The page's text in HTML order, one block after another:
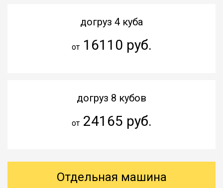
догруз 4 куба
от16110 руб.
догруз 8 кубов
от24165 руб.
Отдельная машина